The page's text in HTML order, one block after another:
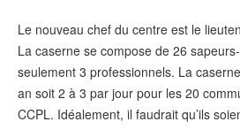
Le nouveau chef du centre est le
La caserne se compose de 26
seulement 3 professionnels. La
an soit 2 à 3 par jour pour les 20
CCPL. Idéalement, il faudrait qu’ils